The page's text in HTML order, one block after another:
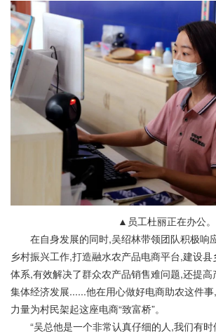
▲员工杜丽正在办公。
在自身发展的同时,吴绍林带领团队积极响
乡村振兴工作,打造融水农产品电商平台,建设
体系,有效解决了群众农产品销售难问题,还提
集体经济发展......他在用心做好电商助农这件
力量为村民架起这座电商“致富桥”。
“吴总他是一个非常认真仔细的人,我们有